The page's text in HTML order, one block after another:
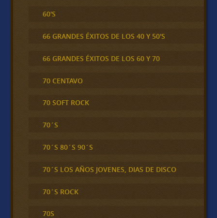
60'S
66 GRANDES ÉXITOS DE LOS 40 Y 50'S
66 GRANDES ÉXITOS DE LOS 60 Y 70
70 CENTAVO
70 SOFT ROCK
70´S
70´S 80´S 90´S
70´S LOS AÑOS JOVENES, DIAS DE DISCO
70´S ROCK
70S